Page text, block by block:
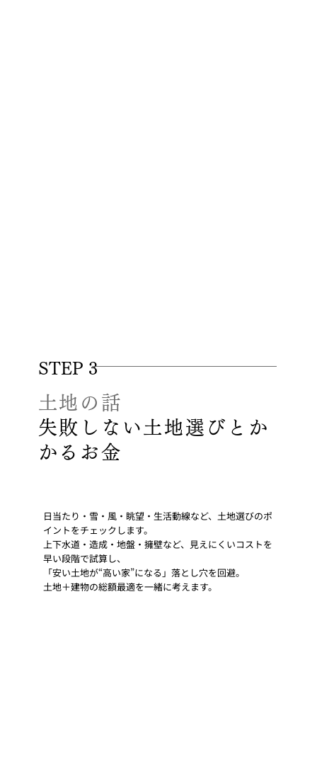
STEP 3
土地の話
失敗しない土地選びとか
かるお金
日当たり・雪・風・眺望・生活動線など、土地選びのポ
イントをチェックします。
上下水道・造成・地盤・擁壁など、見えにくいコストを
早い段階で試算し、
「安い土地が“高い家”になる」落とし穴を回避。
土地＋建物の総額最適を一緒に考えます。